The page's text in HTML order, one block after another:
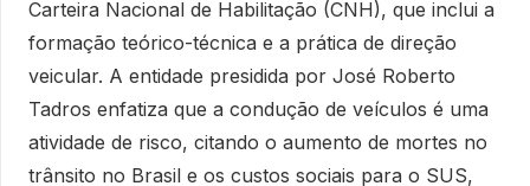
Carteira Nacional de Habilitação (CNH), que inclui a
formação teórico-técnica e a prática de direção
veicular. A entidade presidida por José Roberto
Tadros enfatiza que a condução de veículos é uma
atividade de risco, citando o aumento de mortes no
trânsito no Brasil e os custos sociais para o SUS,